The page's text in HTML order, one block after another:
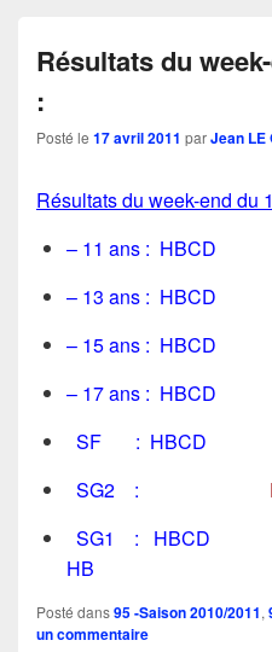
Résultats du
:
Posté le 17 avril 2011 parJean LE
Résultats du week-end du
– 11 ans :
– 13 ans :
– 15 ans :
– 17 ans :
SF : HBCD
SG2 :
SG1 : HBCD
HB
Posté dans95 -Saison 2010/2011,
un commentaire